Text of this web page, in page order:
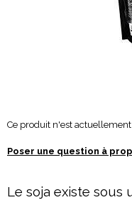
Ce produit n'est
Poser une question à
Le soja existe